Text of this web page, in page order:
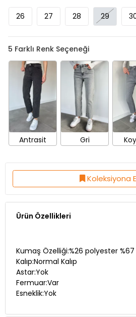
26 27 28 29
5 Farklı Renk Seçeneği
Antrasit Gri
Koleksiyona
Ürün Özellikleri
Kumaş Özelliği:%26 polyester
Kalıp:Normal Kalıp
Astar:Yok
Fermuar:Var
Esneklik:Yok